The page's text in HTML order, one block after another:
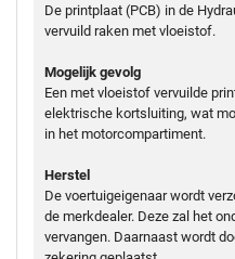
De printplaat (PCB) in de
vervuild raken met vloeistof.
Mogelijk gevolg
Een met vloeistof vervuilde
elektrische kortsluiting, wat
in het motorcompartiment.
Herstel
De voertuigeigenaar wordt
de merkdealer. Deze zal het
vervangen. Daarnaast wordt